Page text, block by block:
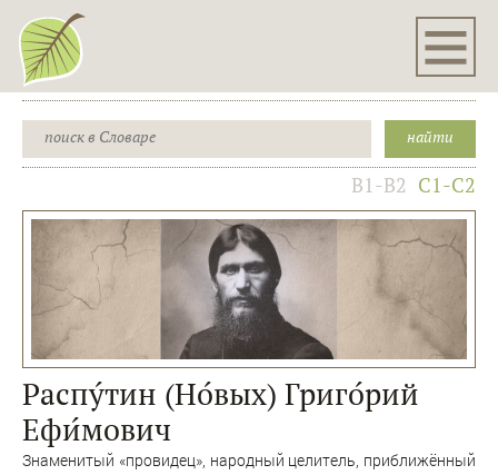
B1-B2 C1-C2
Распу́тин (Но́вых) Григо́рий
Ефи́мович
Знаменитый «провидец», народный целитель, приближённый